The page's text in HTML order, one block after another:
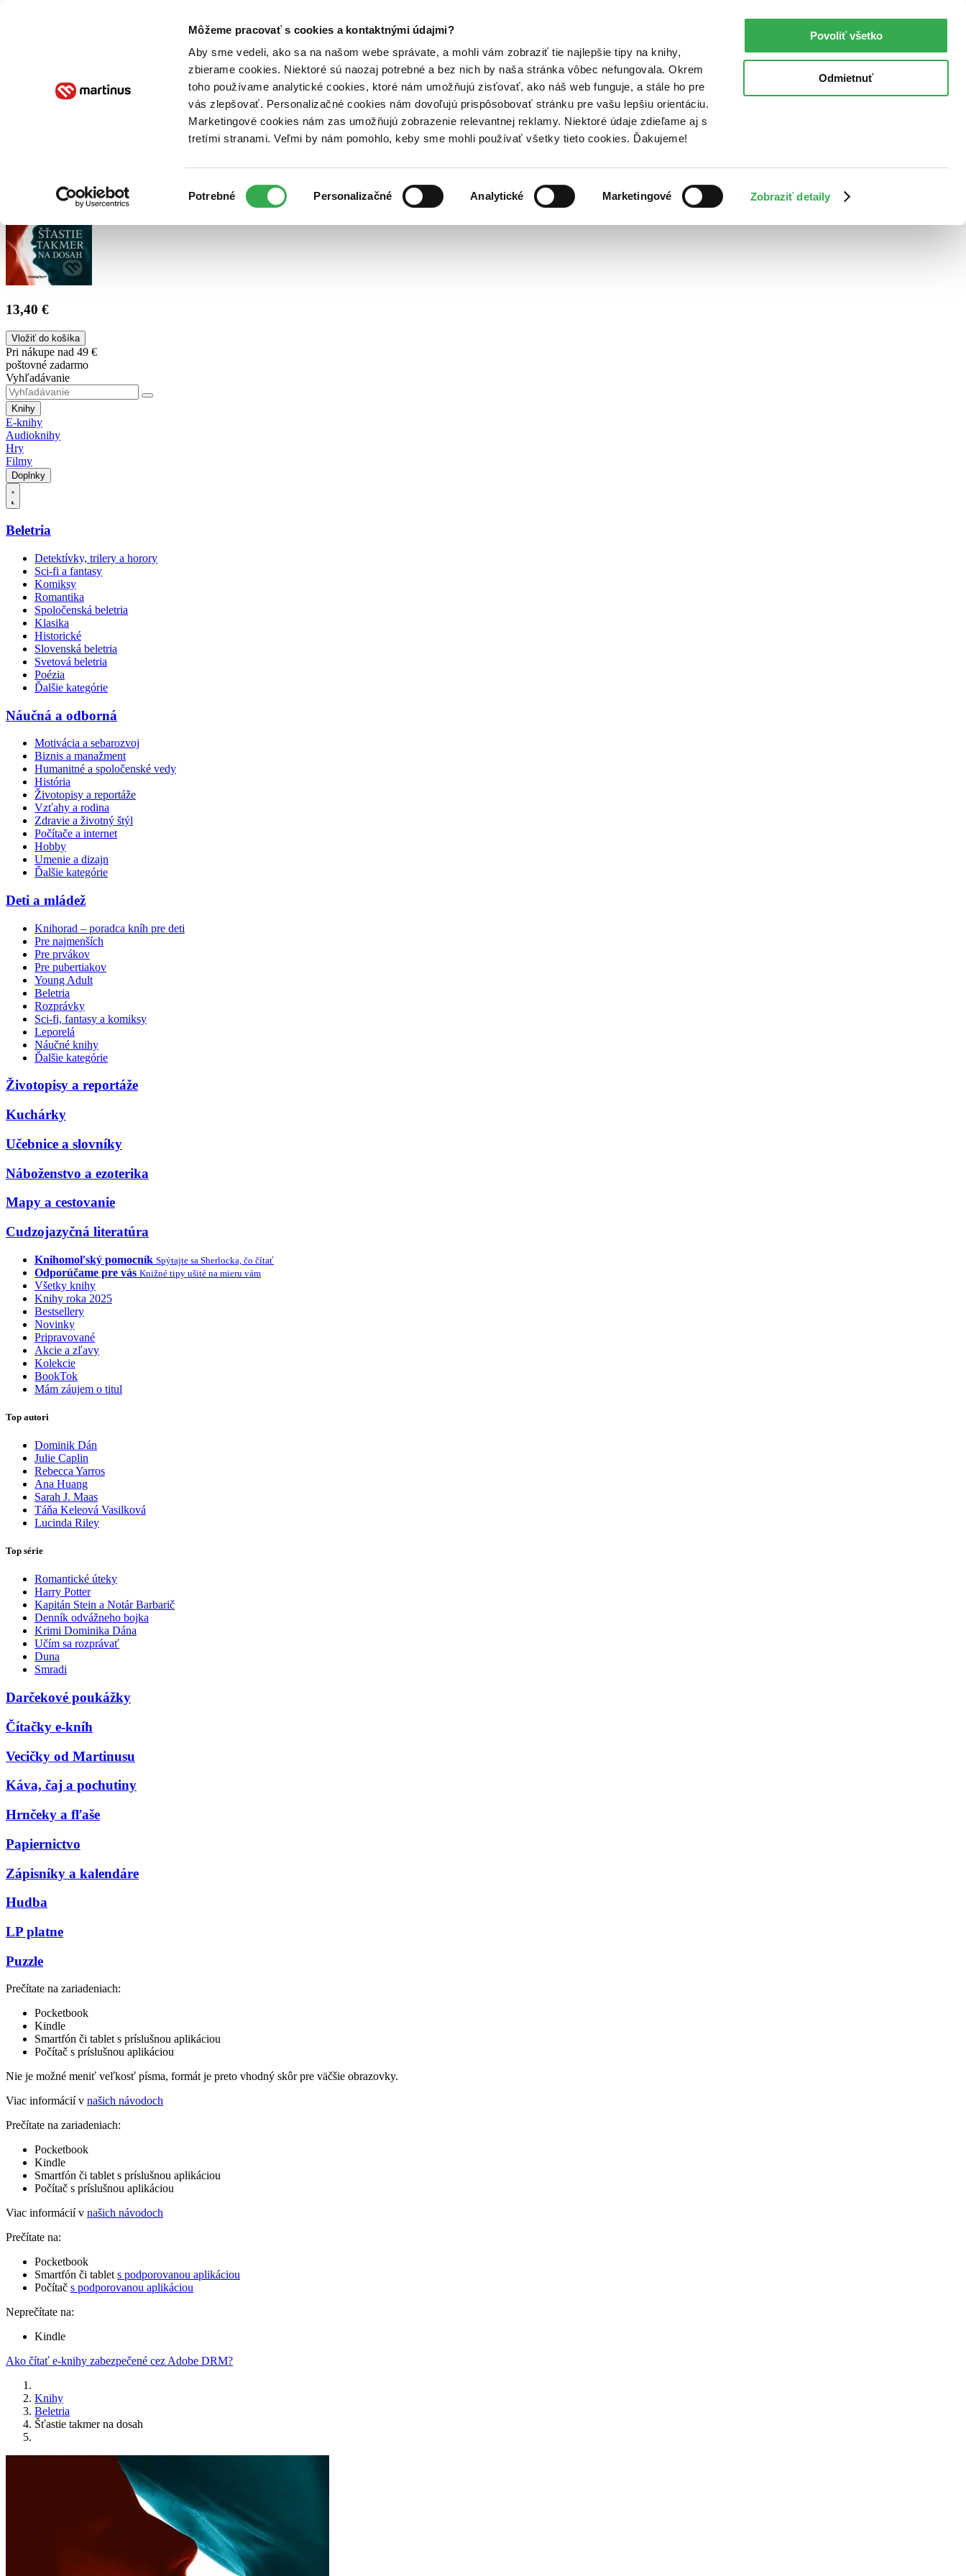
Môžeme pracovať s cookies a kontaktnými údajmi?
Aby sme vedeli, ako sa na našom webe správate, a mohli vám zobraziť tie najlepšie tipy na knihy,
zbierame cookies. Niektoré sú naozaj potrebné a bez nich by naša stránka vôbec nefungovala. Okrem
toho používame analytické cookies, ktoré nám umožňujú zisťovať, ako náš web funguje, a stále ho pre
vás zlepšovať. Personalizačné cookies nám dovoľujú prispôsobovať stránku pre vašu lepšiu orientáciu.
Marketingové cookies nám zas umožňujú zobrazenie relevantnej reklamy. Niektoré údaje zdieľame aj s
tretími stranami. Veľmi by nám pomohlo, keby sme mohli používať všetky tieto cookies. Ďakujeme!
súhlasu
Potrebné Personalizačné Analytické Marketingové Zobraziť detaily
Povoliť všetko
Odmietnuť
Poukážky Kontakt
13,40 €
Vložiť do košíka
Pri nákupe nad 49 €
poštovné zadarmo
Vyhľadávanie
Knihy
E-knihy
Audioknihy
Hry
Filmy
Doplnky
Beletria
Detektívky, trilery a horory
Sci-fi a fantasy
Komiksy
Romantika
Spoločenská beletria
Klasika
Historické
Slovenská beletria
Svetová beletria
Poézia
Ďalšie kategórie
Náučná a odborná
Motivácia a sebarozvoj
Biznis a manažment
Humanitné a spoločenské vedy
História
Životopisy a reportáže
Vzťahy a rodina
Zdravie a životný štýl
Počítače a internet
Hobby
Umenie a dizajn
Ďalšie kategórie
Deti a mládež
Knihorad – poradca kníh pre deti
Pre najmenších
Pre prvákov
Pre pubertiakov
Young Adult
Beletria
Rozprávky
Sci-fi, fantasy a komiksy
Leporelá
Náučné knihy
Ďalšie kategórie
Životopisy a reportáže
Kuchárky
Učebnice a slovníky
Náboženstvo a ezoterika
Mapy a cestovanie
Cudzojazyčná literatúra
Knihomoľský pomocník Spýtajte sa Sherlocka, čo čítať
Odporúčame pre vás Knižné tipy ušité na mieru vám
Všetky knihy
Knihy roka 2025
Bestsellery
Novinky
Pripravované
Akcie a zľavy
Kolekcie
BookTok
Mám záujem o titul
Top autori
Dominik Dán
Julie Caplin
Rebecca Yarros
Ana Huang
Sarah J. Maas
Táňa Keleová Vasilková
Lucinda Riley
Top série
Romantické úteky
Harry Potter
Kapitán Stein a Notár Barbarič
Denník odvážneho bojka
Krimi Dominika Dána
Učím sa rozprávať
Duna
Smradi
Darčekové poukážky
Čítačky e-kníh
Vecičky od Martinusu
Káva, čaj a pochutiny
Hrnčeky a fľaše
Papiernictvo
Zápisníky a kalendáre
Hudba
LP platne
Puzzle
Prečítate na zariadeniach:
Pocketbook
Kindle
Smartfón či tablet s príslušnou aplikáciou
Počítač s príslušnou aplikáciou
Nie je možné meniť veľkosť písma, formát je preto vhodný skôr pre väčšie obrazovky.
Viac informácií v našich návodoch
Prečítate na zariadeniach:
Pocketbook
Kindle
Smartfón či tablet s príslušnou aplikáciou
Počítač s príslušnou aplikáciou
Viac informácií v našich návodoch
Prečítate na:
Pocketbook
Smartfón či tablet s podporovanou aplikáciou
Počítač s podporovanou aplikáciou
Neprečítate na:
Kindle
Ako čítať e-knihy zabezpečené cez Adobe DRM?
Knihy
Beletria
Šťastie takmer na dosah